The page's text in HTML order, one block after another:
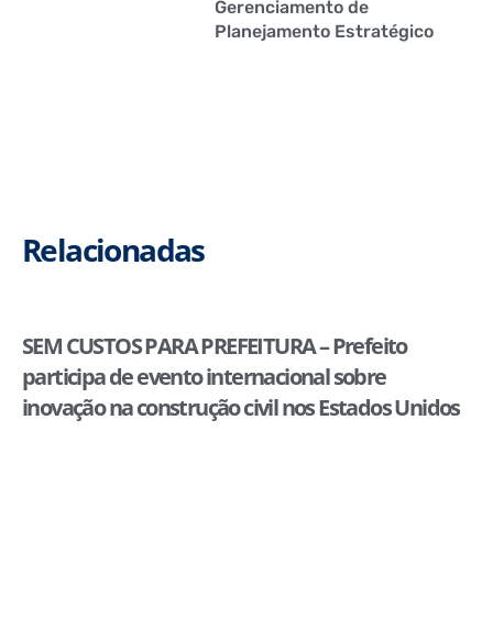
Gerenciamento de
Planejamento Estratégico
Relacionadas
SEM CUSTOS PARA PREFEITURA – Prefeito
participa de evento internacional sobre
inovação na construção civil nos Estados Unidos